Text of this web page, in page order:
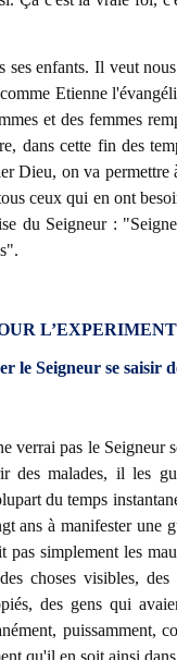
enfants. Il veut
Etienne
et des femmes
dans cette fin des
Dieu, on va permettre
ceux qui en ont
du Seigneur :
le Seigneur se saisir
verrai pas le Seigneur
malades, il les
du temps
ans à manifester une
pas simplement les
choses visibles,
des gens qui
puissamment,